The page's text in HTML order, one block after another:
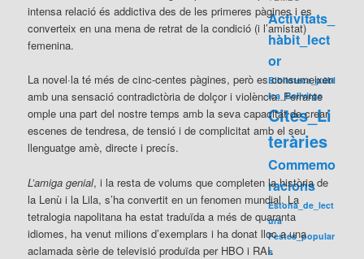
intensa relació és addictiva des de les primeres pàgines i es
converteix en una mena de retrat de la condició (i l’amistat)
femenina.
La novel·la té més de cinc-centes pàgines, però es consumeixen
amb una sensació contradictòria de dolçor i violència. Ferrante
omple una part del nostre temps amb la seva capacitat de crear
escenes de tendresa, de tensió i de complicitat amb el seu
llenguatge amè, directe i precís.
L’amiga genial, i la resta de volums que completen la història de
la Lenù i la Lila, s’ha convertit en un fenomen mundial. La
tetralogia napolitana ha estat traduïda a més de quaranta
idiomes, ha venut milions d’exemplars i ha donat lloc a una
aclamada sèrie de televisió produïda per HBO i RAI.
Activitats_
hàbit_lect
or
Biblioteca_públ
ica_Bellvitge
Cites_Li
teràries
Commemo
racions
Estona_de_lect
ura
Festes_popular
s